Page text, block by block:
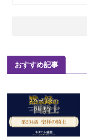
おすすめ記事